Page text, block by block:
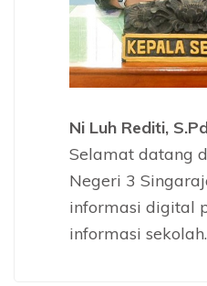
Ni Luh Rediti,
Selamat datang
Negeri 3
informasi digital
informasi sekolah.